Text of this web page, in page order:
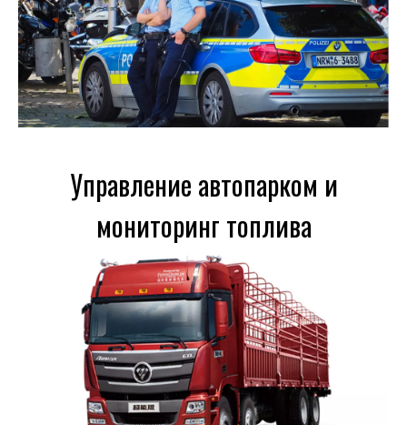
Управление автопарком и
мониторинг топлива